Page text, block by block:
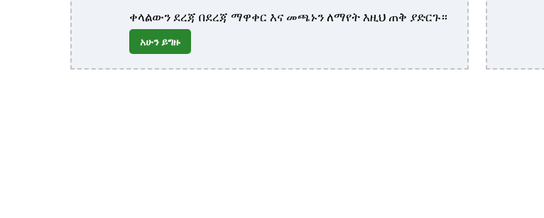
ቀላልውን ደረጃ በደረጃ ማዋቀር እና መጫኑን ለማየት እዚህ ጠቅ ያድርጉ።
አሁን ይግዙ